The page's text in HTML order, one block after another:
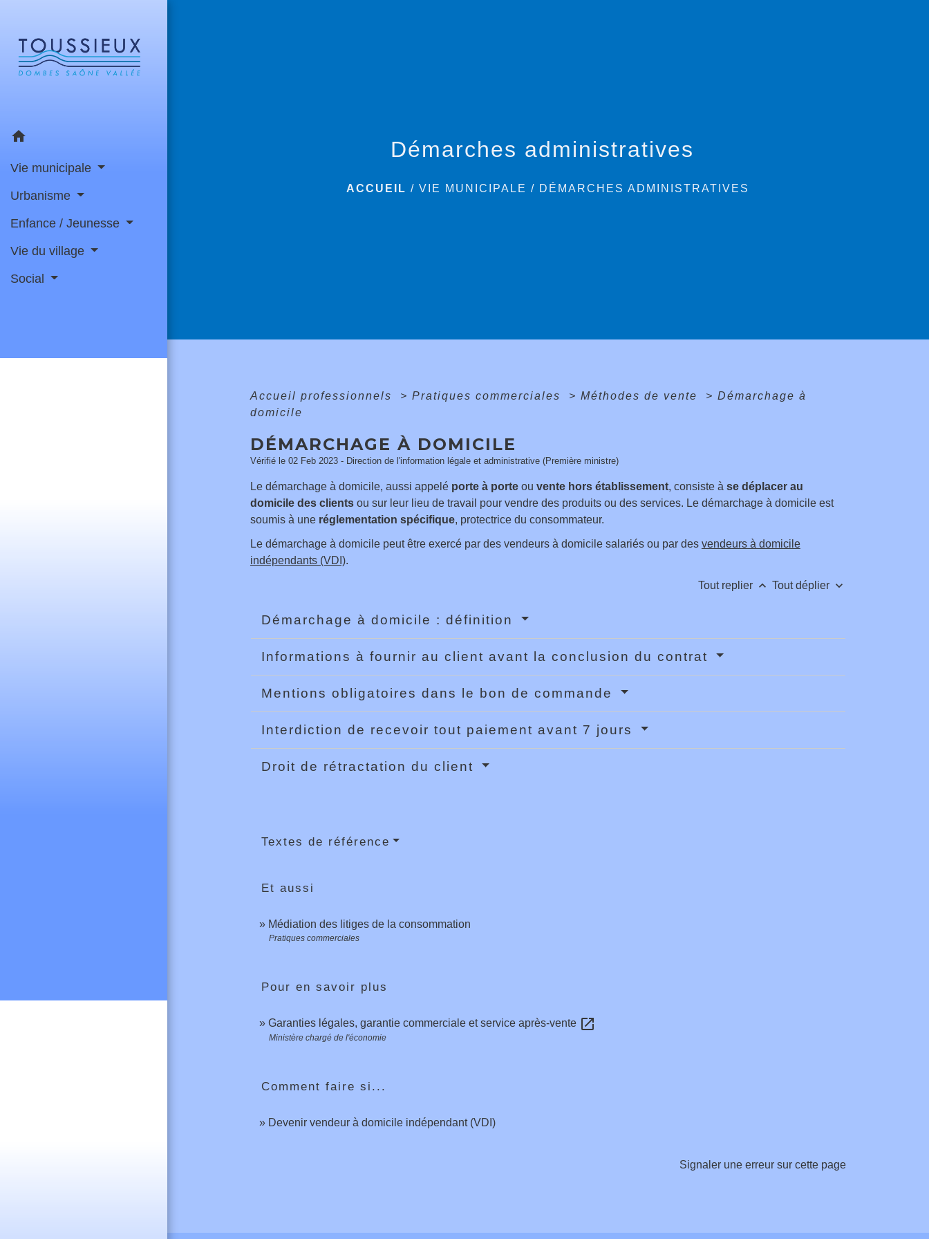
home
Vie municipale
Urbanisme
Enfance / Jeunesse
Vie du village
Social
Démarches administratives
ACCUEIL /VIE MUNICIPALE / DÉMARCHES ADMINISTRATIVES
Accueil professionnels > Pratiques commerciales > Méthodes de vente > Démarchage à
domicile
DÉMARCHAGE À DOMICILE
Vérifié le 02 Feb 2023 - Direction de l'information légale et administrative (Première ministre)
Le démarchage à domicile, aussi appelé porte à porteou vente hors établissement, consiste à se déplacer au
domicile des clientsou sur leur lieu de travail pour vendre des produits ou des services. Le démarchage à domicile est
soumis à une réglementation spécifique, protectrice du consommateur.
Le démarchage à domicile peut être exercé par des vendeurs à domicile salariés ou par des vendeurs à domicile
indépendants (VDI).
Tout replier keyboard_arrow_up Tout déplier keyboard_arrow_down
Démarchage à domicile : définition
Informations à fournir au client avant la conclusion du contrat
Mentions obligatoires dans le bon de commande
Interdiction de recevoir tout paiement avant 7 jours
Droit de rétractation du client
Textes de référence
Et aussi
Médiation des litiges de la consommation
Pratiques commerciales
Pour en savoir plus
Garanties légales, garantie commerciale et service après-vente open_in_new
Ministère chargé de l'économie
Comment faire si...
Devenir vendeur à domicile indépendant (VDI)
Signaler une erreur sur cette page